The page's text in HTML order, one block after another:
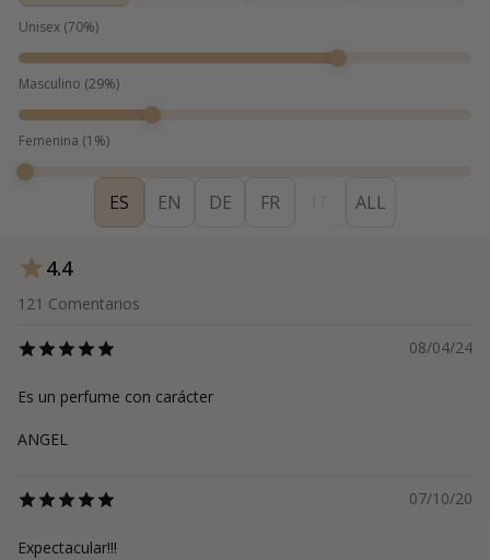
Unisex (70%)
Masculino (29%)
Femenina (1 %)
ES EN DE FR ALL
4.4
121 Comentarios
08/04/24
Es un perfume con carácter
ANGEL
07/10/20
Expectacular!!!